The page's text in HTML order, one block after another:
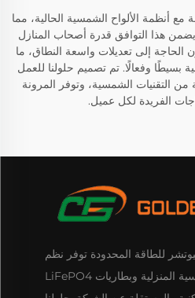
مع أنظمة الألواح الشمسية الحالية، مما
هذا التوافق قدرة أصحاب المنازل
الحاجة إلى تعديلات واسعة النطاق، ما
بسيطًا وفعالًا. تم تصميم حلولنا للعمل
التقنيات الشمسية، وتوفر المرونة
الفريدة لكل عميل.
للطاقة المحدودة توفر نظم
تخزين الطاقة الشمسية المنزلية وبطاريات LiFePO4